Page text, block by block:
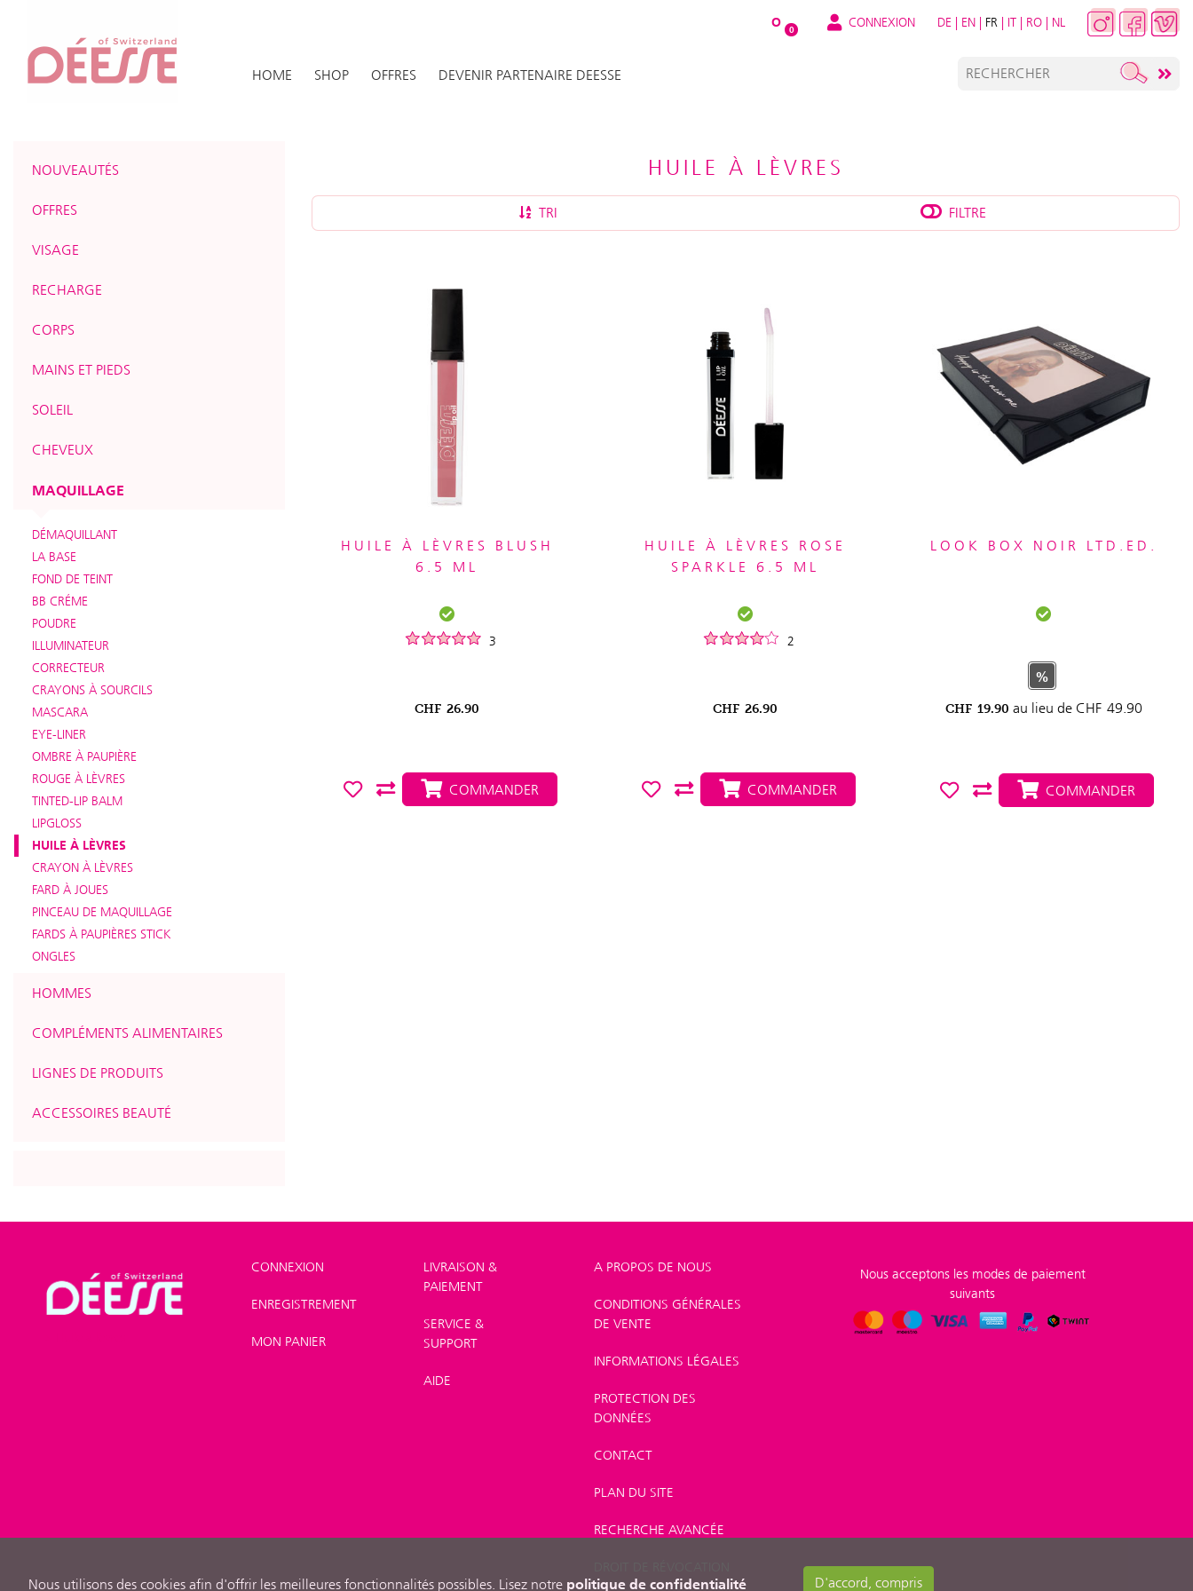
O 0 CONNEXION DE | EN | FR | IT | RO | NL
HOME SHOP OFFRES DEVENIR PARTENAIRE DEESSE
NOUVEAUTÉS
OFFRES
VISAGE
RECHARGE
CORPS
MAINS ET PIEDS
SOLEIL
CHEVEUX
MAQUILLAGE
DÉMAQUILLANT
LA BASE
FOND DE TEINT
BB CRÉME
POUDRE
ILLUMINATEUR
CORRECTEUR
CRAYONS À SOURCILS
MASCARA
EYE-LINER
OMBRE À PAUPIÈRE
ROUGE À LÈVRES
TINTED-LIP BALM
LIPGLOSS
HUILE À LÈVRES
CRAYON À LÈVRES
FARD À JOUES
PINCEAU DE MAQUILLAGE
FARDS À PAUPIÈRES STICK
ONGLES
HOMMES
COMPLÉMENTS ALIMENTAIRES
LIGNES DE PRODUITS
ACCESSOIRES BEAUTÉ
HUILE À LÈVRES
TRI FILTRE
HUILE À LÈVRES BLUSH
6.5 ML
3
CHF 26.90
COMMANDER
HUILE À LÈVRES ROSE
SPARKLE 6.5 ML
2
CHF 26.90
COMMANDER
LOOK BOX NOIR LTD.ED.
%
CHF 19.90 au lieu de CHF 49.90
COMMANDER
Shop>Maquillage
CONNEXION
ENREGISTREMENT
MON PANIER
LIVRAISON &
PAIEMENT
SERVICE &
SUPPORT
AIDE
A PROPOS DE NOUS
CONDITIONS GÉNÉRALES
DE VENTE
INFORMATIONS LÉGALES
PROTECTION DES
DONNÉES
CONTACT
PLAN DU SITE
RECHERCHE AVANCÉE
Nous acceptons les modes de paiement
suivants
Nous utilisons des cookies afin d'offrir les meilleures fonctionnalités possibles. Lisez notre politique de confidentialité D'accord, compris